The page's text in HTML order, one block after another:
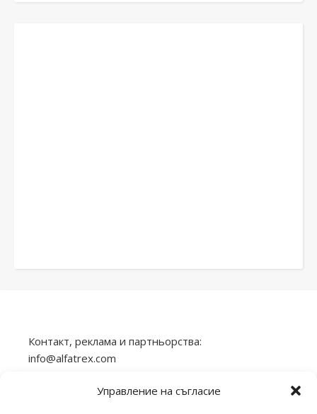
Управление на съгласие
Контакт, реклама и партньорства:
info@alfatrex.com
Използването или публикуването на част или
цялото съдържание от сайта veilend.com без